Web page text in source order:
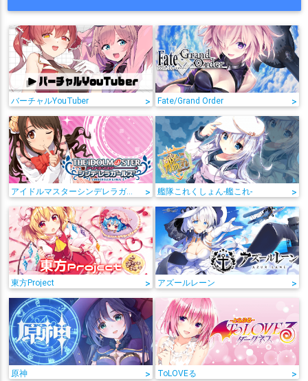
バーチャルYouTuber > Fate/Grand Order >
アイドルマスターシンデレラガールズ > 艦隊これくしょん-艦これ- >
東方Project > アズールレーン >
原神 > ToLOVEる >